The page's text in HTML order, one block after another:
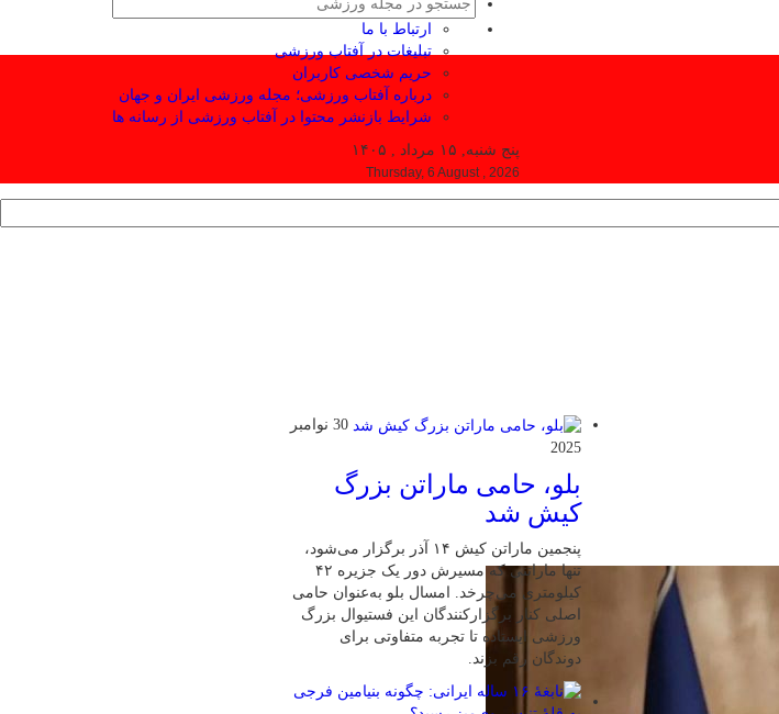
ارتباط با ما
تبلیغات در آفتاب ورزشی
حریم شخصی کاربران
درباره آفتاب ورزشی؛ مجله ورزشی ایران و جهان
شرایط بازنشر محتوا در آفتاب ورزشی از رسانه ها
پنج شنبه, ۱۵ مرداد , ۱۴۰۵
Thursday, 6 August , 2026
30 نوامبر
2025
بلو، حامی ماراتن بزرگ
کیش شد
پنجمین ماراتن کیش ۱۴ آذر برگزار می‌شود،
تنها ماراتنی که مسیرش دور یک جزیره ۴۲
کیلومتری می‌چرخد. امسال بلو به‌عنوان حامی
اصلی کنار برگزارکنندگان این فستیوال بزرگ
ورزشی ایستاده تا تجربه متفاوتی برای
دوندگان رقم بزند.